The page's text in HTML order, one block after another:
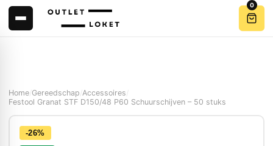
0
Home Gereedschap Accessoires
Festool Granat STF D150/48 P60 Schuurschijven – 50 stuks
-26%